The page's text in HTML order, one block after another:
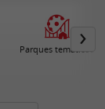
Parques temáticos